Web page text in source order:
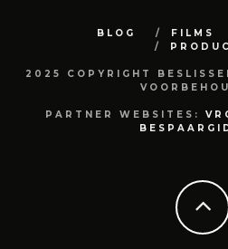
BLOG FILMS
2025 COPYRIGHT
PARTNER WEBSITES: